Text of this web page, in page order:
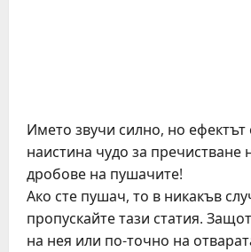
Името звучи силно, но ефектът
наистина чудо за пречистване
дробове на пушачите!
Ако сте пушач, то в никакъв
пропускайте тази статия.
на нея или по-точно на